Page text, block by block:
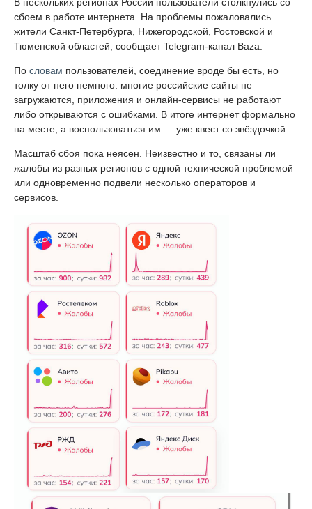
В нескольких регионах России пользователи столкнулись со
сбоем в работе интернета. На проблемы пожаловались
жители Санкт-Петербурга, Нижегородской, Ростовской и
Тюменской областей, сообщает Telegram-канал Baza.
По словам пользователей, соединение вроде бы есть, но
толку от него немного: многие российские сайты не
загружаются, приложения и онлайн-сервисы не работают
либо открываются с ошибками. В итоге интернет формально
на месте, а воспользоваться им — уже квест со звёздочкой.
Масштаб сбоя пока неясен. Неизвестно и то, связаны ли
жалобы из разных регионов с одной технической проблемой
или одновременно подвели несколько операторов и
сервисов.